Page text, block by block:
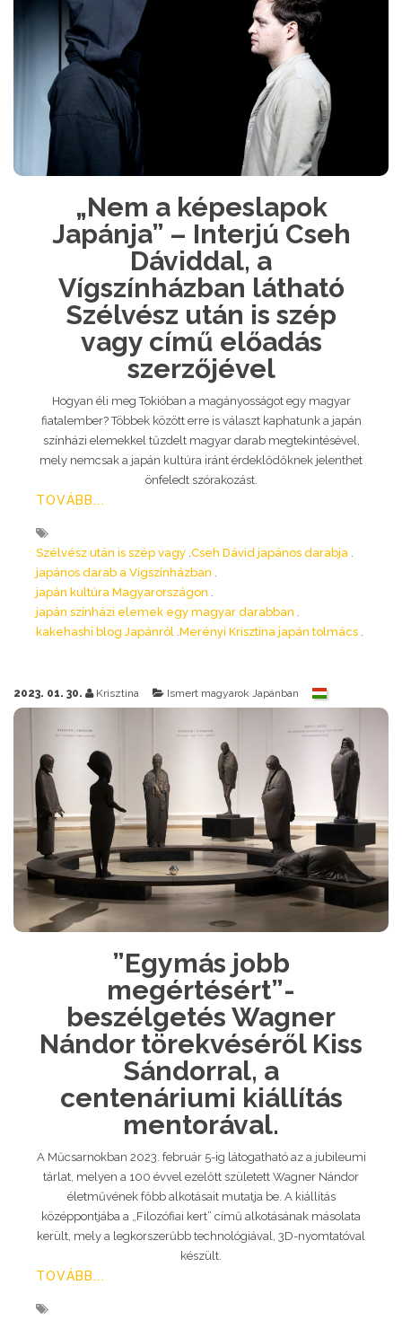
„Nem a képeslapok
Japánja” – Interjú Cseh
Dáviddal, a
Vígszínházban látható
Szélvész után is szép
vagy című előadás
szerzőjével
Hogyan éli meg Tokióban a magányosságot egy magyar
fiatalember? Többek között erre is választ kaphatunk a japán
színházi elemekkel tűzdelt magyar darab megtekintésével,
mely nemcsak a japán kultúra iránt érdeklődőknek jelenthet
önfeledt szórakozást.
TOVÁBB...
Szélvész után is szép vagy Cseh Dávid japános darabja
japános darab a Vígszínházban
japán kultúra Magyarországon
japán színházi elemek egy magyar darabban
kakehashi blog Japánról Merényi Krisztina japán tolmács
2023. 01. 30. Krisztina Ismert magyarok Japánban
”Egymás jobb
megértésért”-
beszélgetés Wagner
Nándor törekvéséről Kiss
Sándorral, a
centenáriumi kiállítás
mentorával.
A Műcsarnokban 2023. február 5-ig látogatható az a jubileumi
tárlat, melyen a 100 évvel ezelőtt született Wagner Nándor
életművének főbb alkotásait mutatja be. A kiállítás
középpontjába a „Filozófiai kert” című alkotásának másolata
került, mely a legkorszerűbb technológiával, 3D-nyomtatóval
készült.
TOVÁBB...